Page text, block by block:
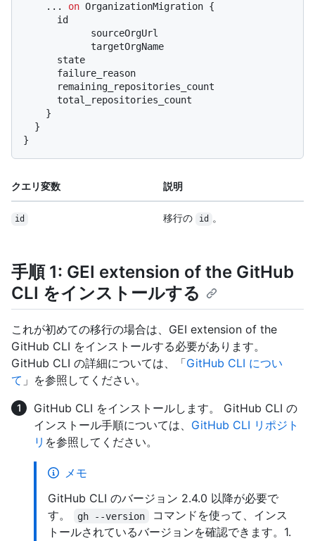
...
on OrganizationMigration {
}
}
}
クエリ変数 説明
id 移行の id 。
手順 1: GEI extension of the GitHub
CLI をインストールする
これが初めての移行の場合は、GEI extension of the
GitHub CLI をインストールする必要があります。
GitHub CLI の詳細については、「GitHub CLI につい
て 」を参照してください。
GitHub CLI をインストールします。 GitHub CLI の
インストール手順については、 GitHub CLI リポジト
リ を参照してください。
メモ
GitHub CLI のバージョン 2.4.0 以降が必要で
す。
gh --version
コマンドを使って、インス
トールされているバージョンを確認できます。1.